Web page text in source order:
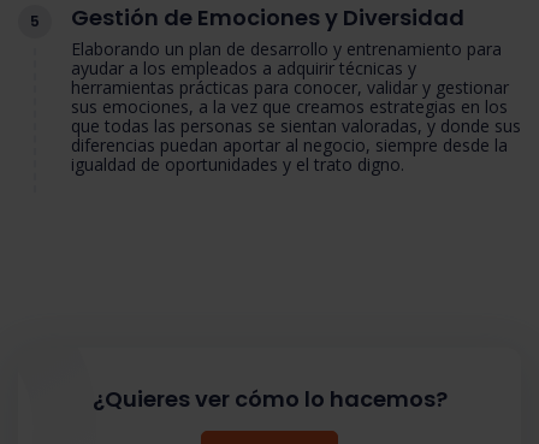
5 Gestión de Emociones y Diversidad
Elaborando un plan de desarrollo y entrenamiento para
ayudar a los empleados a adquirir técnicas y
herramientas prácticas para conocer, validar y gestionar
sus emociones, a la vez que creamos estrategias en los
que todas las personas se sientan valoradas, y donde sus
diferencias puedan aportar al negocio, siempre desde la
igualdad de oportunidades y el trato digno.
¿Quieres ver cómo lo hacemos?